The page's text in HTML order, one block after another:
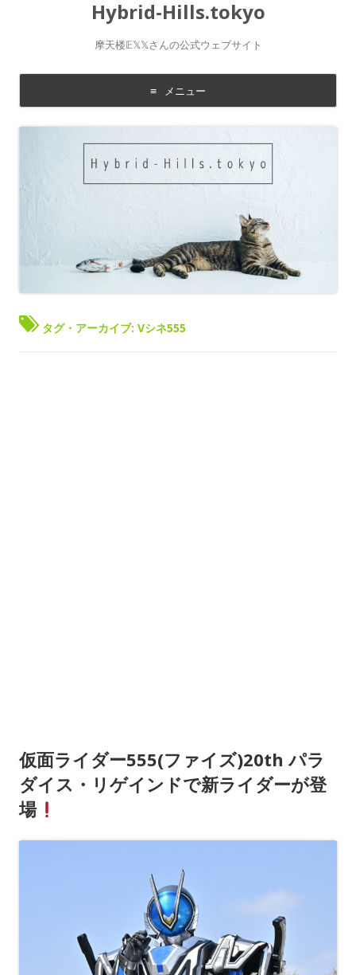
Hybrid-Hills.tokyo
摩天楼𝔼𝕏𝕏さんの公式ウェブサイト
メニュー
コ
ン
動
タグ・アーカイブ: Vシネ555
仮面ライダー555(ファイズ)20th パラ
ダイス・リゲインドで新ライダーが登
場